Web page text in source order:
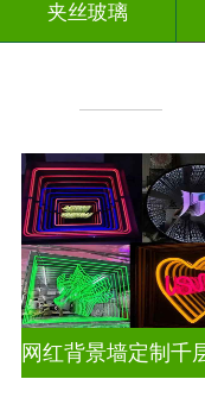
夹丝玻璃